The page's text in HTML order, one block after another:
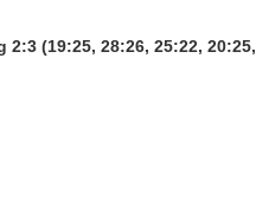
2:3 (19:25, 28:26, 25:22, 20:25,